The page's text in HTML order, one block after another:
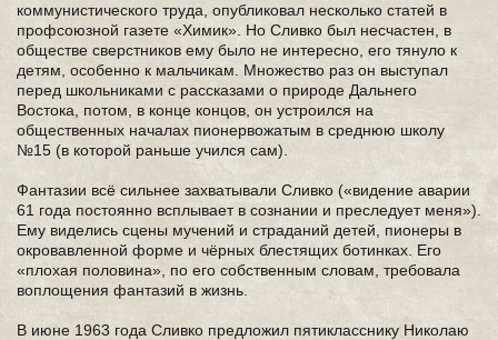
коммунистического труда, опубликовал несколько статей в
профсоюзной газете «Химик». Но Сливко был несчастен, в
обществе сверстников ему было не интересно, его тянуло к
детям, особенно к мальчикам. Множество раз он выступал
перед школьниками с рассказами о природе Дальнего
Востока, потом, в конце концов, он устроился на
общественных началах пионервожатым в среднюю школу
№15 (в которой раньше учился сам).
Фантазии всё сильнее захватывали Сливко («видение аварии
61 года постоянно всплывает в сознании и преследует меня»).
Ему виделись сцены мучений и страданий детей, пионеры в
окровавленной форме и чёрных блестящих ботинках. Его
«плохая половина», по его собственным словам, требовала
воплощения фантазий в жизнь.
В июне 1963 года Сливко предложил пятикласснику Николаю